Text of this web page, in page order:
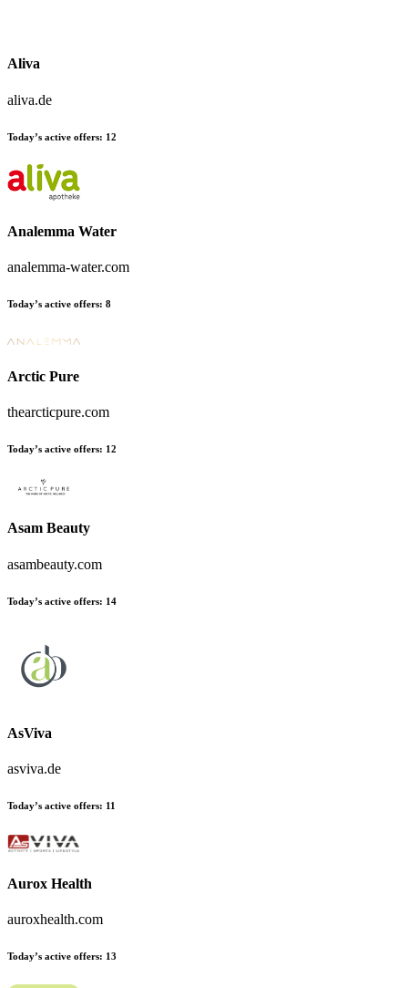
Aliva
aliva.de
Today’s active offers: 12
Analemma Water
analemma-water.com
Today’s active offers: 8
Arctic Pure
thearcticpure.com
Today’s active offers: 12
Asam Beauty
asambeauty.com
Today’s active offers: 14
AsViva
asviva.de
Today’s active offers: 11
Aurox Health
auroxhealth.com
Today’s active offers: 13